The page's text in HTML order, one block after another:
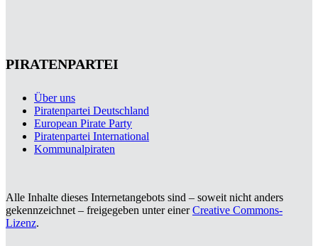
PIRATENPARTEI
Über uns
Piratenpartei Deutschland
European Pirate Party
Piratenpartei International
Kommunalpiraten
Alle Inhalte dieses Internetangebots sind – soweit nicht anders
gekennzeichnet – freigegeben unter einerCreative Commons-
Lizenz.